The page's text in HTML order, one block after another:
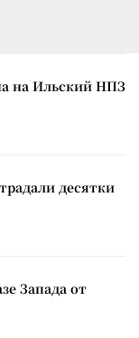
на Ильский НПЗ
десятки
Запада от